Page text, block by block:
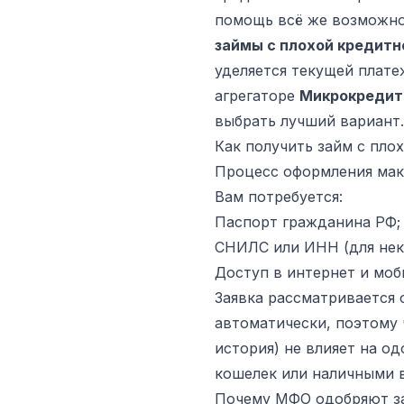
помощь всё же
займы с плохой
уделяется текущей
агрегаторе
выбрать лучший вариант.
Как получить займ с
Процесс оформления
Вам потребуется:
Паспорт гражданина РФ;
СНИЛС или ИНН (для
Доступ в интернет и
Заявка
автоматически, поэтому
история) не влияет на
кошелек или
Почему МФО одобряют